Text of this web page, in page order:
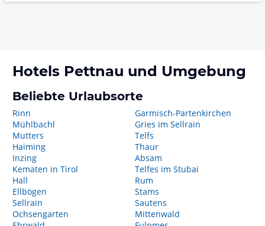
Hotels Pettnau und Umgebung
Beliebte Urlaubsorte
Rinn
Mühlbachl
Mutters
Haiming
Inzing
Kematen in Tirol
Hall
Ellbögen
Sellrain
Ochsengarten
Garmisch-Partenkirchen
Gries im Sellrain
Telfs
Thaur
Absam
Telfes im Stubai
Rum
Stams
Sautens
Mittenwald